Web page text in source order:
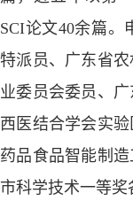
SCI论文40余篇。
特派员、广东省
业委员会委员、
西医结合学会实
药品食品智能制
市科学技术一等奖